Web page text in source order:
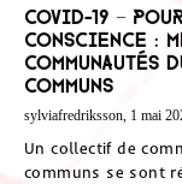
Covid-19 –
conscience :
communautés
communs
sylviafredriksson, 1 mai
Un collectif de
communs se sont